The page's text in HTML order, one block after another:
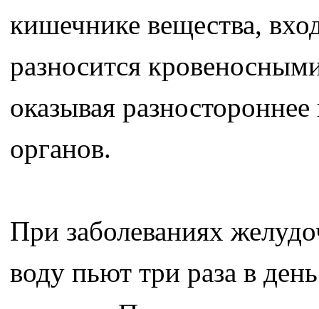
кишечнике вещества,
разносится
оказывая
органов.
При заболеваниях
воду пьют три раза в